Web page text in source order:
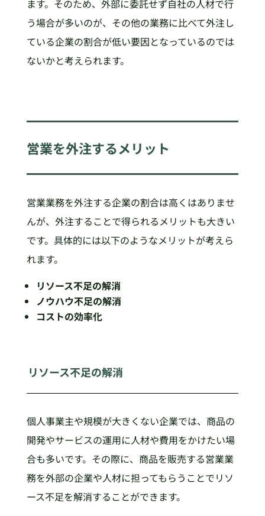
ます。そのため、外部に委託せず自社の人材で行
う場合が多いのが、その他の業務に比べて外注し
ている企業の割合が低い要因となっているのでは
ないかと考えられます。
営業を外注するメリット
営業業務を外注する企業の割合は高くはありませ
んが、外注することで得られるメリットも大きい
です。具体的には以下のようなメリットが考えら
れます。
リソース不足の解消
ノウハウ不足の解消
コストの効率化
リソース不足の解消
個人事業主や規模が大きくない企業では、商品の
開発やサービスの運用に人材や費用をかけたい場
合も多いです。その際に、商品を販売する営業業
務を外部の企業や人材に担ってもらうことでリソ
ース不足を解消することができます。